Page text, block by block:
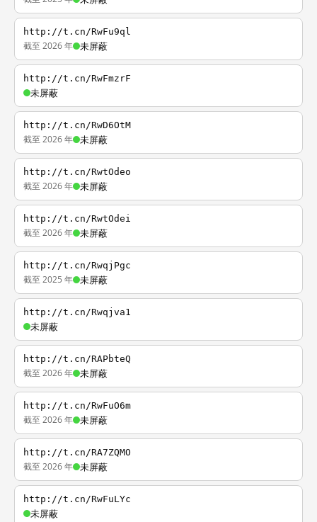
http://t.cn/RwFu9ql
截至 2026 年 未屏蔽
http://t.cn/RwFmzrF
未屏蔽
http://t.cn/RwD6OtM
截至 2026 年 未屏蔽
http://t.cn/RwtOdeo
截至 2026 年 未屏蔽
http://t.cn/RwtOdei
截至 2026 年 未屏蔽
http://t.cn/RwqjPgc
截至 2025 年 未屏蔽
http://t.cn/Rwqjva1
未屏蔽
http://t.cn/RAPbteQ
截至 2026 年 未屏蔽
http://t.cn/RwFuO6m
截至 2026 年 未屏蔽
http://t.cn/RA7ZQMO
截至 2026 年 未屏蔽
http://t.cn/RwFuLYc
未屏蔽